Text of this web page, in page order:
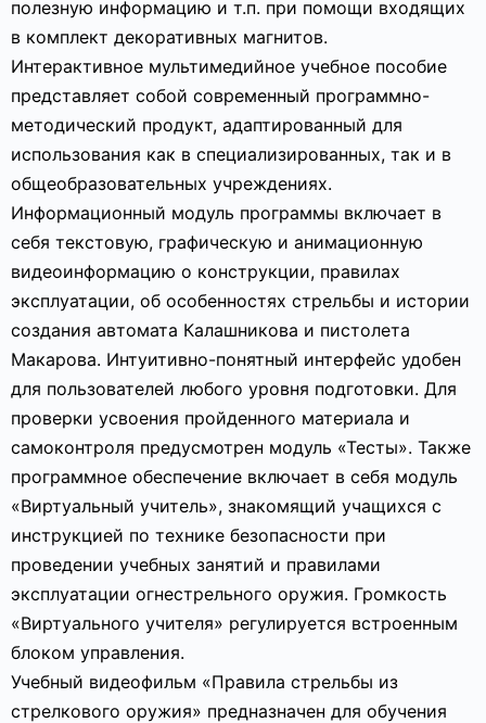
полезную информацию и т.п. при помощи входящих
в комплект декоративных магнитов.
Интерактивное мультимедийное учебное пособие
представляет собой современный программно-
методический продукт, адаптированный для
использования как в специализированных, так и в
общеобразовательных учреждениях.
Информационный модуль программы включает в
себя текстовую, графическую и анимационную
видеоинформацию о конструкции, правилах
эксплуатации, об особенностях стрельбы и истории
создания автомата Калашникова и пистолета
Макарова. Интуитивно-понятный интерфейс удобен
для пользователей любого уровня подготовки. Для
проверки усвоения пройденного материала и
самоконтроля предусмотрен модуль «Тесты». Также
программное обеспечение включает в себя модуль
«Виртуальный учитель», знакомящий учащихся с
инструкцией по технике безопасности при
проведении учебных занятий и правилами
эксплуатации огнестрельного оружия. Громкость
«Виртуального учителя» регулируется встроенным
блоком управления.
Учебный видеофильм «Правила стрельбы из
стрелкового оружия» предназначен для обучения